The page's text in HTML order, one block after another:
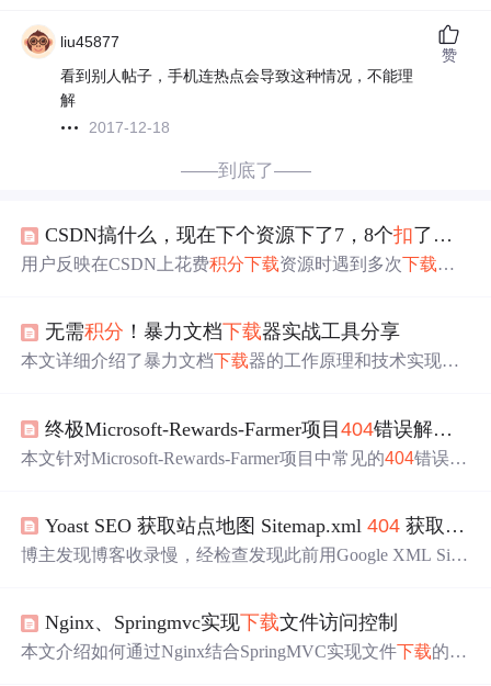
liu45877
看到别人帖子，手机连热点会导致这种情况，不能理
解
2017-12-18
赞
——到底了——
CSDN搞什么，现在下个资源下了7，8个扣了 积分
用户反映在CSDN上花费积分下载资源时遇到多次下载链
无需积分 ！暴力文档下载器实战工具分享
本文详细介绍了暴力文档下载器的工作原理和技术实现，
器行为和反爬策略应对，实现了对百度文库、豆丁网等平
台文档的高效下载 。
终极Microsoft-Rewards-Farmer项目404错误解决方案：完整修复指南
本文针对Microsoft-Rewards-Farmer项目中常见的404错误，
存等解决方案。同时提出定期更新、自动重试和稳定网络
等预防措施，帮助用户保障自动化积分获取的稳定性。
Yoast SEO 获取站点地图 Sitemap.xml404 获取失败
博主发现博客收录慢，经检查发现此前用Google XML Site
方法，将网站后台固定链接从朴素型改成文章名后问题解
决。
Nginx、Springmvc实现下载文件访问控制
本文介绍如何通过Nginx结合SpringMVC实现文件下载的权